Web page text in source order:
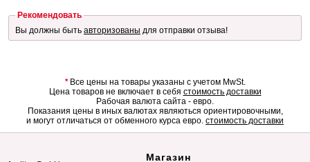
Рекомендовать
Вы должны быть авторизованы для отправки отзыва!
*Все цены на товары указаны с учетом MwSt.
Цена товаров не включает в себя стоимость доставки
Рабочая валюта сайта - евро.
Показания цены в иных валютах являються ориентировочными,
и могут отличаться от обменного курса евро. стоимость доставки
Магазин